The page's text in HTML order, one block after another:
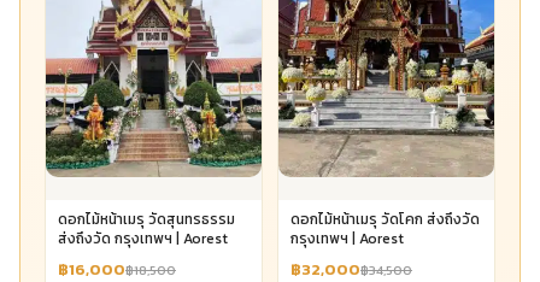
ดอกไม้หน้าเมรุ วัดสุนทรธรรม
ส่งถึงวัด กรุงเทพฯ | Aorest
฿16,000฿18,500
ดอกไม้หน้าเมรุ วัดโคก ส่งถึงวัด
กรุงเทพฯ | Aorest
฿32,000฿34,500